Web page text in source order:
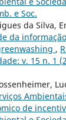
e Soc.
da Silva,
da
,
v. 15 n. 1
de